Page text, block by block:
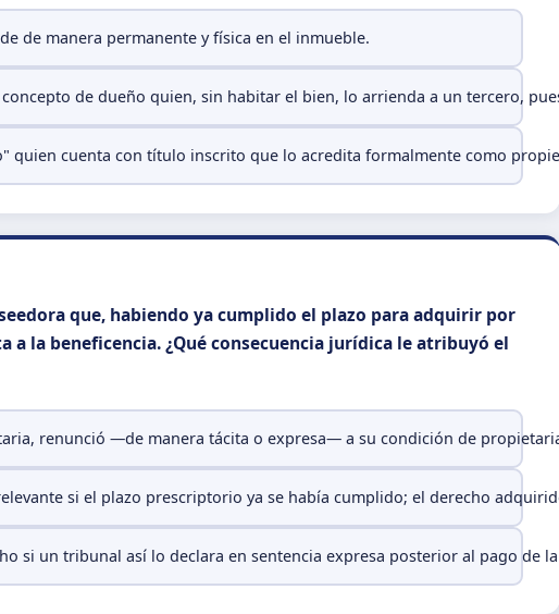
de manera permanente y física en el inmueble.
de dueño quien, sin habitar el bien, lo arrienda a un tercero,
quien cuenta con título inscrito que lo acredita formalmente como
que, habiendo ya cumplido el plazo para adquirir por
a la beneficencia. ¿Qué consecuencia jurídica le atribuyó el
renunció —de manera tácita o expresa— a su condición de
si el plazo prescriptorio ya se había cumplido; el derecho
si un tribunal así lo declara en sentencia expresa posterior al pago de